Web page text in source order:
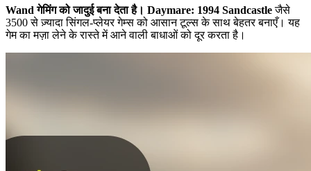
Wand गेमिंग को जादुई बना देता है। Daymare: 1994 Sandcastleजैसे
3500 से ज़्यादा सिंगल-प्लेयर गेम्स को आसान टूल्स के साथ बेहतर बनाएँ। यह
गेम का मज़ा लेने के रास्ते में आने वाली बाधाओं को दूर करता है।